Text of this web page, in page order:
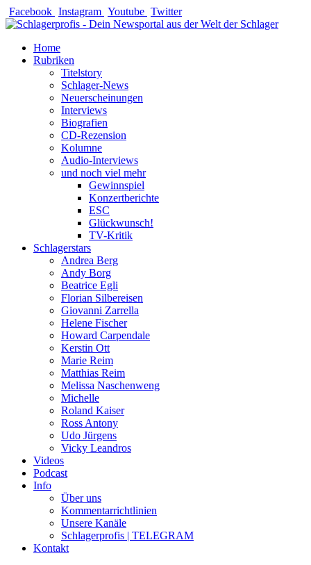
Zum
Inhalt
Facebook Instagram Youtube Twitter
Home
Rubriken
Titelstory
Schlager-News
Neuerscheinungen
Interviews
Biografien
CD-Rezension
Kolumne
Audio-Interviews
und noch viel mehr
Gewinnspiel
Konzertberichte
ESC
Glückwunsch!
TV-Kritik
Schlagerstars
Andrea Berg
Andy Borg
Beatrice Egli
Florian Silbereisen
Giovanni Zarrella
Helene Fischer
Howard Carpendale
Kerstin Ott
Marie Reim
Matthias Reim
Melissa Naschenweng
Michelle
Roland Kaiser
Ross Antony
Udo Jürgens
Vicky Leandros
Videos
Podcast
Info
Über uns
Kommentarrichtlinien
Unsere Kanäle
Schlagerprofis | TELEGRAM
Kontakt